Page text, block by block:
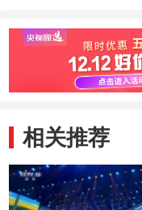
相关推荐